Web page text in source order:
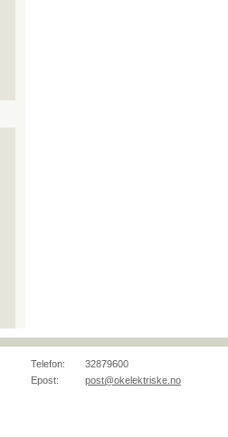
Telefon:
32879600
Epost:
post@okelektriske.no